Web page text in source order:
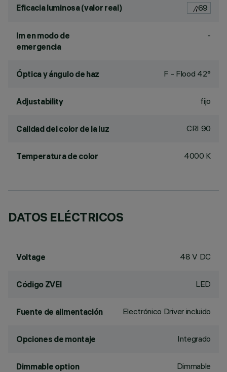
Eficacia luminosa (valor real) 69
lm en modo de
emergencia
-
Óptica y ángulo de haz F - Flood 42°
Adjustability fijo
Calidad del color de la luz CRI 90
Temperatura de color 4000 K
DATOS ELÉCTRICOS
Voltage 48 V DC
Código ZVEI LED
Fuente de alimentación Electrónico Driver incluido
Opciones de montaje Integrado
Dimmable option Dimmable